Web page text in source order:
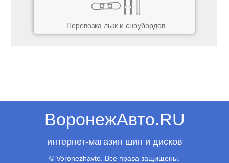
Перевозка лыж и сноубордов
ВоронежАвто.RU
интернет-магазин шин и дисков
© Voronezhavto. Все права защищены.